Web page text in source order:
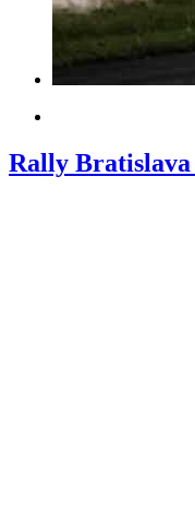
Rally Bratislava